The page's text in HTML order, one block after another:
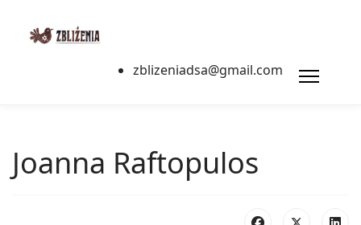
zblizeniadsa@gmail.com
Joanna Raftopulos